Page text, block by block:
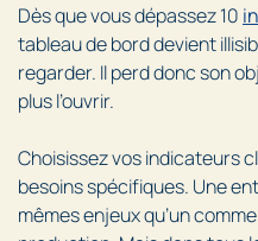
Dès que vous dépassez 10
tableau de bord devient
regarder. Il perd donc son
plus l’ouvrir.
Choisissez vos indicateurs
besoins spécifiques. Une
mêmes enjeux qu’un